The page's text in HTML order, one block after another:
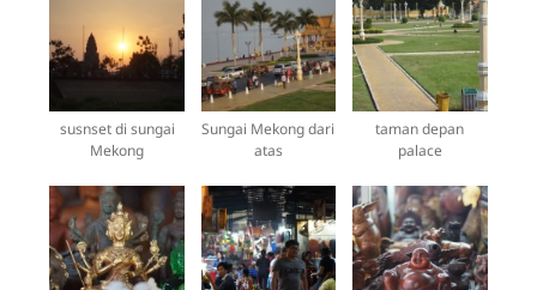
susnset di sungai
Mekong
Sungai Mekong dari
atas
taman depan
palace